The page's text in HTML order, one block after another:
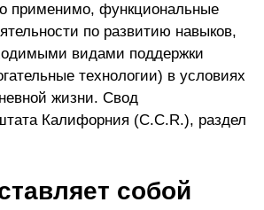
применимо, функциональные
по развитию навыков,
видами поддержки
технологии) в условиях
жизни. Свод
Калифорния (C.C.R.), раздел
собой